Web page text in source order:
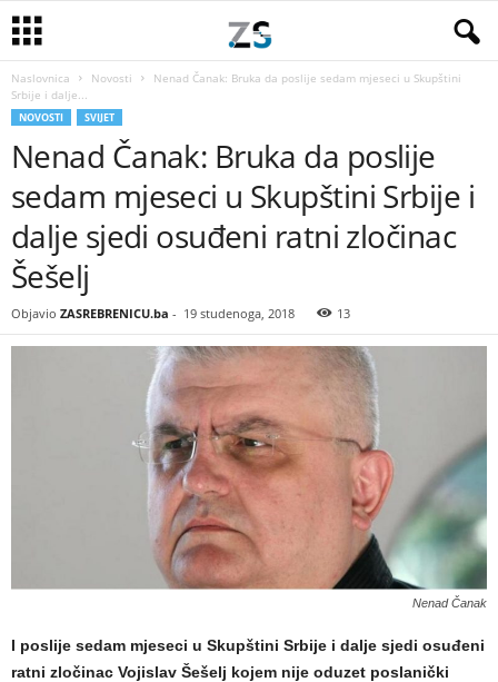
Naslovnica Novosti
Nenad Čanak: Bruka da poslije sedam mjeseci u Skupštini
Srbije i dalje...
NOVOSTI SVIJET
Nenad Čanak: Bruka da poslije
sedam mjeseci u Skupštini Srbije i
dalje sjedi osuđeni ratni zločinac
Šešelj
Objavio ZASREBRENICU.ba - 19 studenoga, 2018 13
Nenad Čanak
I poslije sedam mjeseci u Skupštini Srbije i dalje sjedi osuđeni
ratni zločinac Vojislav Šešelj kojem nije oduzet poslanički